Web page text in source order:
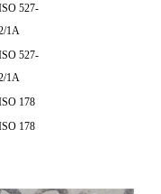
527-
1A
527-
1A
178
178